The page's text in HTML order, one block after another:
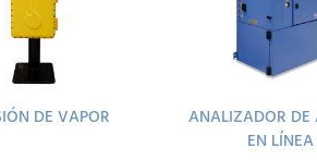
DE VAPOR ANALIZADOR DE
EN LÍNEA